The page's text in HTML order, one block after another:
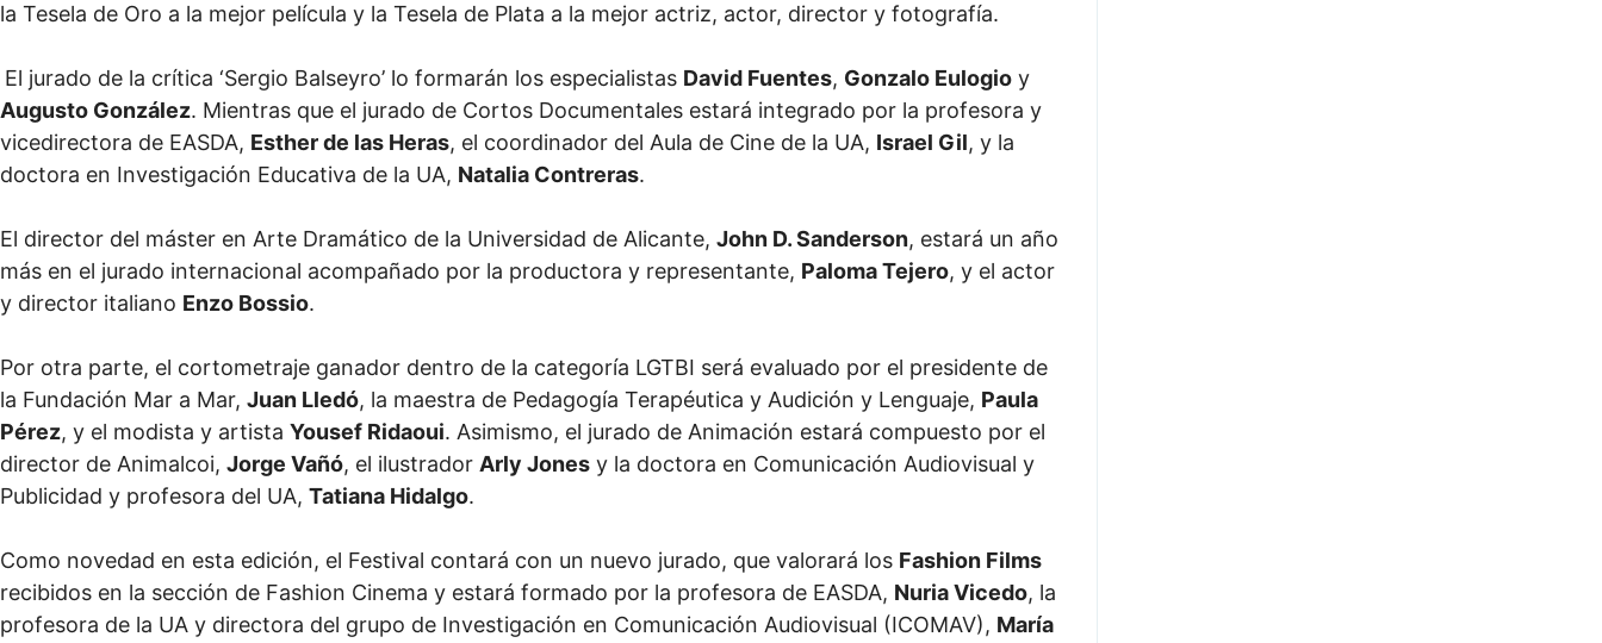
la Tesela de Oro a la mejor película y la Tesela de Plata a la mejor actriz, actor, director y fotografía.
El jurado de la crítica ‘Sergio Balseyro’ lo formarán los especialistas David Fuentes, Gonzalo Eulogio y
Augusto González. Mientras que el jurado de Cortos Documentales estará integrado por la profesora y
vicedirectora de EASDA, Esther de las Heras, el coordinador del Aula de Cine de la UA, Israel Gil, y la
doctora en Investigación Educativa de la UA, Natalia Contreras.
El director del máster en Arte Dramático de la Universidad de Alicante, John D. Sanderson, estará un año
más en el jurado internacional acompañado por la productora y representante, Paloma Tejero, y el actor
y director italiano Enzo Bossio.
Por otra parte, el cortometraje ganador dentro de la categoría LGTBI será evaluado por el presidente de
la Fundación Mar a Mar, Juan Lledó, la maestra de Pedagogía Terapéutica y Audición y Lenguaje, Paula
Pérez, y el modista y artista Yousef Ridaoui. Asimismo, el jurado de Animación estará compuesto por el
director de Animalcoi, Jorge Vañó, el ilustrador Arly Jones y la doctora en Comunicación Audiovisual y
Publicidad y profesora del UA, Tatiana Hidalgo.
Como novedad en esta edición, el Festival contará con un nuevo jurado, que valorará los Fashion Films
recibidos en la sección de Fashion Cinema y estará formado por la profesora de EASDA, Nuria Vicedo, la
profesora de la UA y directora del grupo de Investigación en Comunicación Audiovisual (ICOMAV), María